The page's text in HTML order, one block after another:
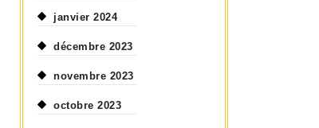
janvier 2024
décembre 2023
novembre 2023
octobre 2023